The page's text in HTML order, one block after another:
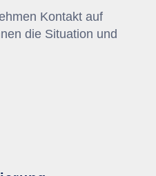
Kontakt auf
die Situation und